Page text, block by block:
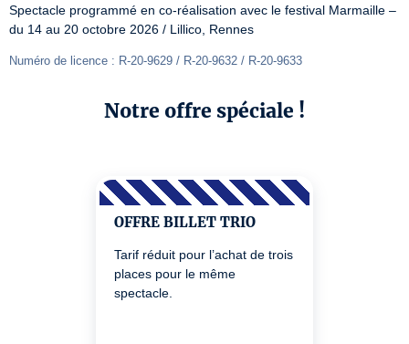
Spectacle programmé en co-réalisation avec le festival Marmaille –
du 14 au 20 octobre 2026 / Lillico, Rennes
Numéro de licence : R-20-9629 / R-20-9632 / R-20-9633
Notre offre spéciale !
OFFRE BILLET TRIO
Tarif réduit pour l’achat de trois
places pour le même
spectacle.